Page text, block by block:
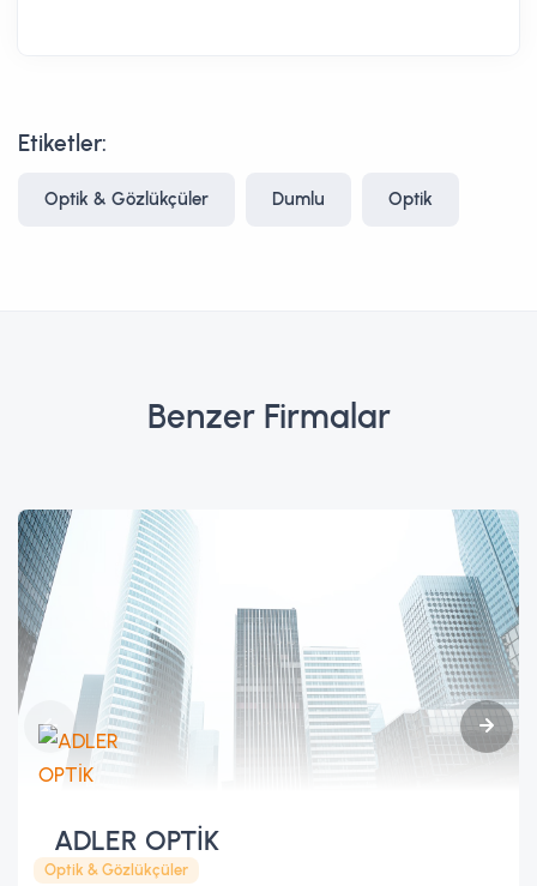
Etiketler:
Optik & Gözlükçüler Dumlu Optik
Benzer Firmalar
Optik & Gözlükçüler
ADLER OPTİK